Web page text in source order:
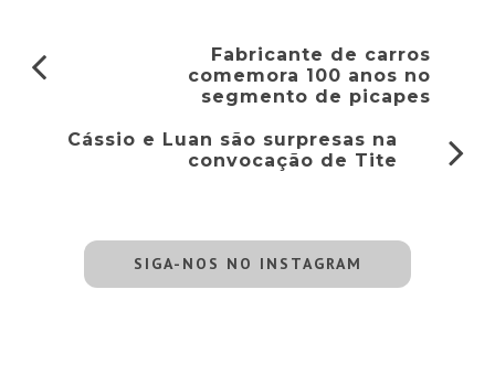
Fabricante de carros
comemora 100 anos no
segmento de picapes
Cássio e Luan são surpresas na
convocação de Tite
SIGA-NOS NO INSTAGRAM